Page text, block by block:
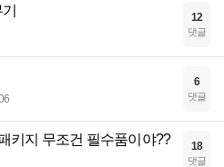
12
댓글
6
댓글
키지 무조건 필수품이야?? 18
댓글